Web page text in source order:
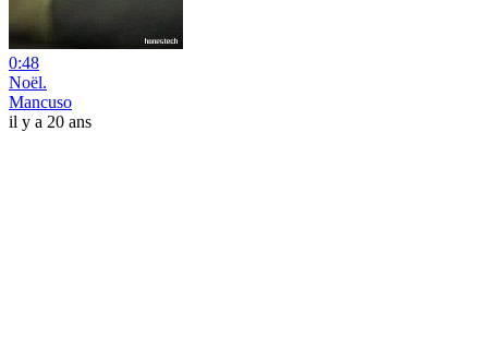
0:48
Noël.
Mancuso
il y a 20 ans